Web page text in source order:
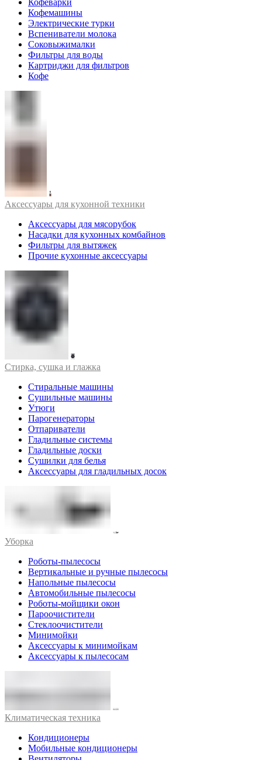
Кофемашины
Электрические турки
Вспениватели молока
Соковыжималки
Фильтры для воды
Картриджи для фильтров
Кофе
Аксессуары для кухонной техники
Аксессуары для мясорубок
Насадки для кухонных комбайнов
Фильтры для вытяжек
Прочие кухонные аксессуары
Стирка, сушка и глажка
Стиральные машины
Сушильные машины
Утюги
Парогенераторы
Отпариватели
Гладильные системы
Гладильные доски
Сушилки для белья
Аксессуары для гладильных досок
Уборка
Роботы-пылесосы
Вертикальные и ручные пылесосы
Напольные пылесосы
Автомобильные пылесосы
Роботы-мойщики окон
Пароочистители
Стеклоочистители
Минимойки
Аксессуары к минимойкам
Аксессуары к пылесосам
Климатическая техника
Кондиционеры
Мобильные кондиционеры